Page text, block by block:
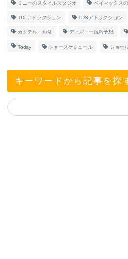
ミニーのスタイルスタジオ ベイマックス
TDLアトラクション TDSアトラクション
カクテル・お酒 ディズニー混雑予想
Today ショースケジュール ショー
キーワードから記事を探